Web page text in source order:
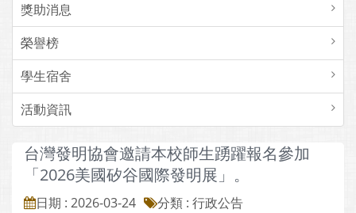
獎助消息
榮譽榜
學生宿舍
活動資訊
台灣發明協會邀請本校師生踴躍報名參加
「2026美國矽谷國際發明展」。
日期 : 2026-03-24
分類 : 行政公告